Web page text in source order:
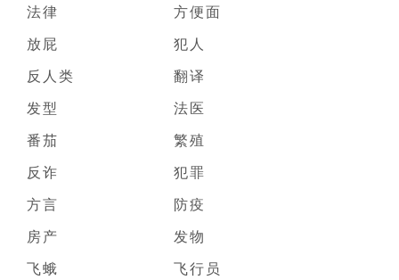
法律
方便面
放屁
犯人
反人类
翻译
发型
法医
番茄
繁殖
反诈
犯罪
方言
防疫
房产
发物
飞蛾
飞行员